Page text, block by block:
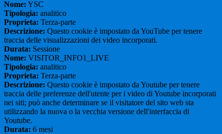
Nome: YSC
Tipologia: analitico
Proprieta: Terza-parte
Descrizione: Questo cookie è impostato da YouTube per tenere
traccia delle visualizzazioni dei video incorporati.
Durata: Sessione
Nome: VISITOR_INFO1_LIVE
Tipologia: analitico
Proprieta: Terza-parte
Descrizione: Questo cookie è impostato da Youtube per tenere
traccia delle preferenze dell'utente per i video di Youtube incorporati
nei siti; può anche determinare se il visitatore del sito web sta
utilizzando la nuova o la vecchia versione dell'interfaccia di
Youtube.
Durata: 6 mesi